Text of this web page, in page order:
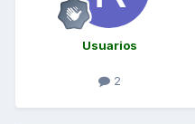
Usuarios
2